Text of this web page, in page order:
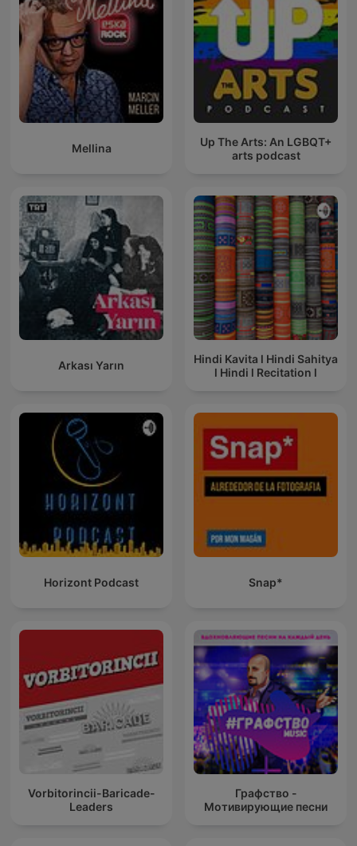
Mellina
Up The Arts: An LGBQT+
arts podcast
Arkası Yarın
Hindi Kavita l Hindi Sahitya
l Hindi l Recitation l
Horizont Podcast Snap*
Vorbitorincii-Baricade-
Leaders
Графство -
Мотивирующие песни